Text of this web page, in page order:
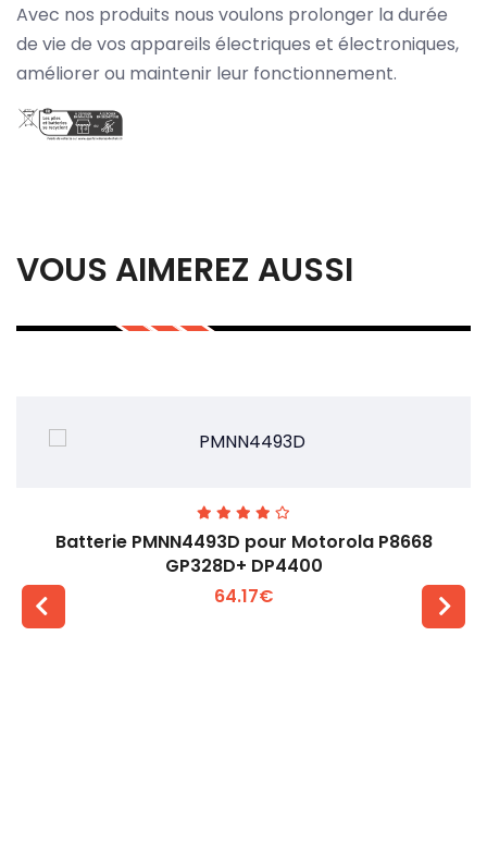
Avec nos produits nous voulons prolonger la durée
de vie de vos appareils électriques et électroniques,
améliorer ou maintenir leur fonctionnement.
VOUS AIMEREZ AUSSI
Batterie PMNN4493D pour Motorola P8668
GP328D+ DP4400
64.17€